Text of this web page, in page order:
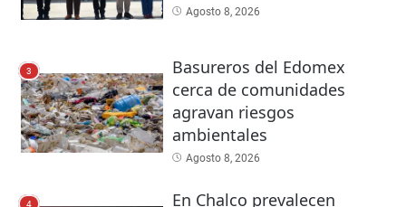
Agosto 8, 2026
3
Basureros del Edomex
cerca de comunidades
agravan riesgos
ambientales
Agosto 8, 2026
4 En Chalco prevalecen